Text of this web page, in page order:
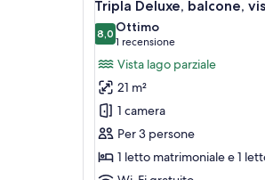
tutte
le
foto
per
Tripla
Deluxe,
balcone,
vista
Tripla Deluxe, balcone,
8,08,0 su 10
Ottimo
1 recensione
(1
recensione)
Vista lago parziale
21 m²
1 camera
Per 3 persone
1 letto matrimoniale e 1